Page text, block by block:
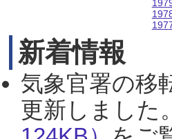
新着情報
気象官署の移
更新しました